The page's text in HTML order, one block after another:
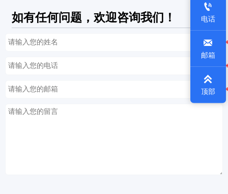
如有任何问题，欢迎咨询我们！

电话

邮箱

顶部